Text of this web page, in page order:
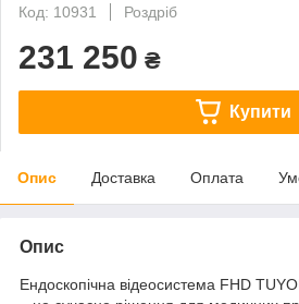
Код: 10931
Роздріб
231 250 ₴
Купити
Опис Доставка Оплата
Опис
Ендоскопічна відеосистема FHD